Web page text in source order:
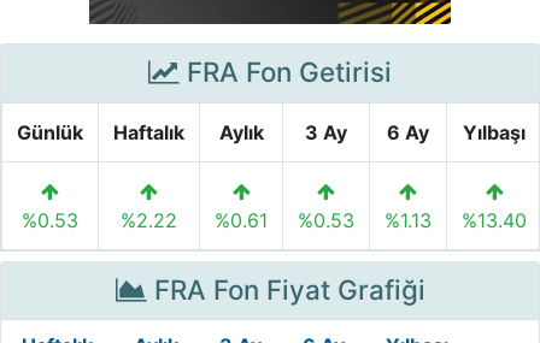
FRA Fon Getirisi
Günlük Haftalık Aylık 3 Ay 6 Ay Yılbaşı
%0.53 %2.22 %0.61 %0.53 %1.13 %13.40
FRA Fon Fiyat Grafiği